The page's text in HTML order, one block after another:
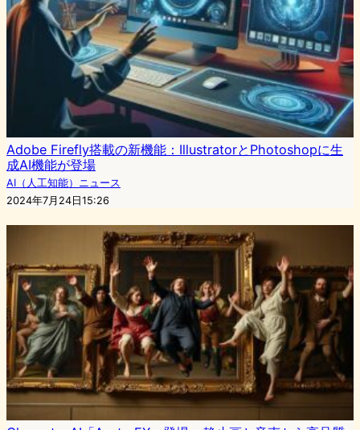
Adobe Firefly搭載の新機能：IllustratorとPhotoshopに生
成AI機能が登場
AI（人工知能）ニュース
2024年7月24日15:26